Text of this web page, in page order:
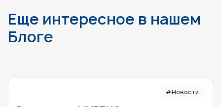
Еще интересное в нашем
Блоге
#Новости